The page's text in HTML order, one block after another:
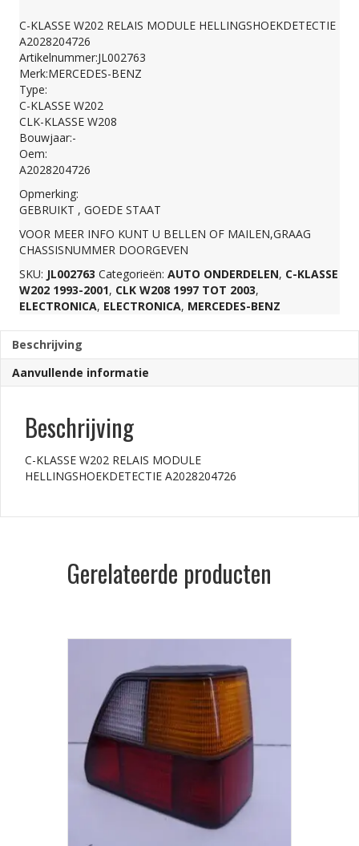
W202
RELAIS
MODULE
A2028204726
aantal
C-KLASSE W202 RELAIS MODULE HELLINGSHOEKDETECTIE
A2028204726
Artikelnummer:JL002763
Merk:MERCEDES-BENZ
Type:
C-KLASSE W202
CLK-KLASSE W208
Bouwjaar:-
Oem:
A2028204726
Opmerking:
GEBRUIKT , GOEDE STAAT
VOOR MEER INFO KUNT U BELLEN OF MAILEN,GRAAG
CHASSISNUMMER DOORGEVEN
SKU: JL002763 Categorieën: AUTO ONDERDELEN, C-KLASSE
W202 1993-2001, CLK W208 1997 TOT 2003,
ELECTRONICA, ELECTRONICA, MERCEDES-BENZ
Beschrijving
Aanvullende informatie
Beschrijving
C-KLASSE W202 RELAIS MODULE
HELLINGSHOEKDETECTIE A2028204726
Gerelateerde producten